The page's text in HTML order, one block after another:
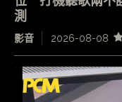
測
影音 2026-08-08